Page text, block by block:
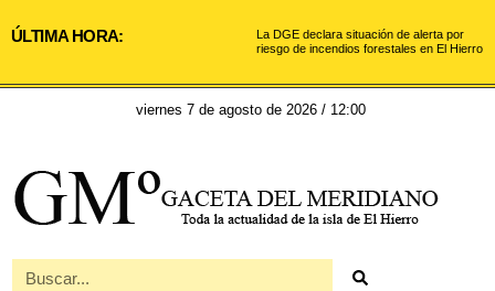
ÚLTIMA HORA:
La DGE declara situación de alerta por
riesgo de incendios forestales en El Hierro
viernes 7 de agosto de 2026 / 12:00